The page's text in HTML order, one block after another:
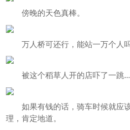
傍晚的天色真棒。
万人桥可还行，能站一万个人
被这个稻草人开的店吓了一跳
如果有钱的话，骑车时候就应
理，肯定地道。